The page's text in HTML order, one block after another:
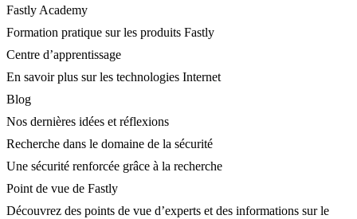
Fastly Academy
Formation pratique sur les produits Fastly
Centre d’apprentissage
En savoir plus sur les technologies Internet
Blog
Nos dernières idées et réflexions
Recherche dans le domaine de la sécurité
Une sécurité renforcée grâce à la recherche
Point de vue de Fastly
Découvrez des points de vue d’experts et des informations sur le